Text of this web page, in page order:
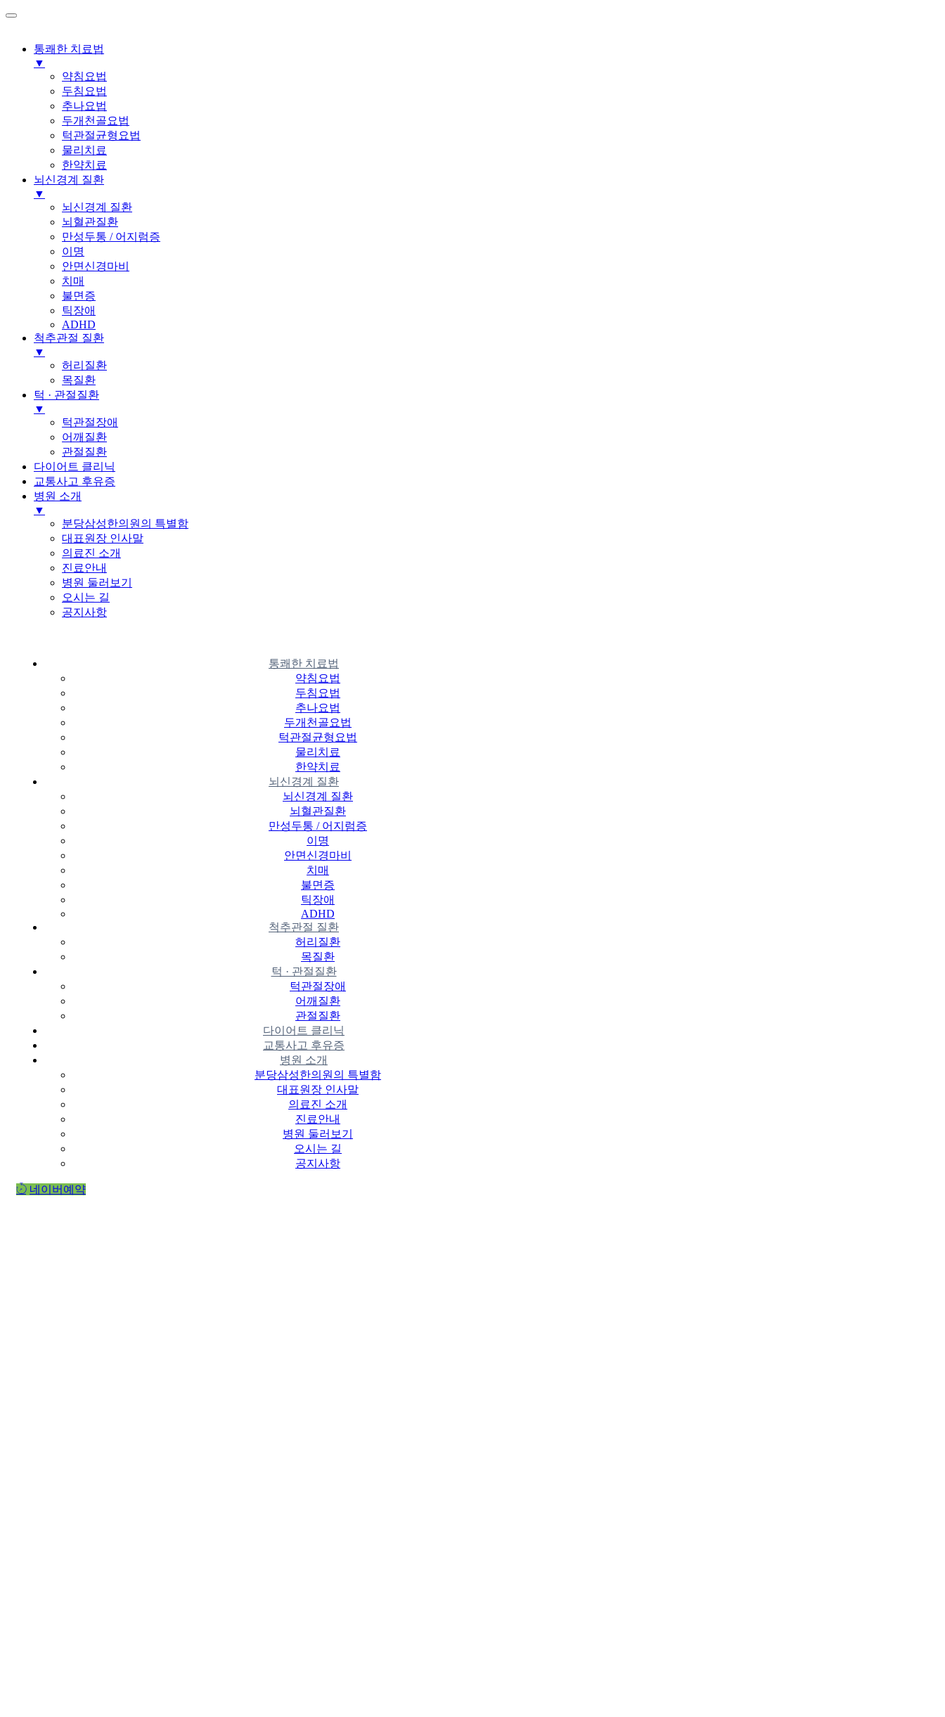
통쾌한 치료법
▼
약침요법
두침요법
추나요법
두개천골요법
턱관절균형요법
물리치료
한약치료
뇌신경계 질환
▼
뇌신경계 질환
뇌혈관질환
만성두통 / 어지럼증
이명
안면신경마비
치매
불면증
틱장애
ADHD
척추관절 질환
▼
허리질환
목질환
턱 · 관절질환
▼
턱관절장애
어깨질환
관절질환
다이어트 클리닉
교통사고 후유증
병원 소개
▼
분당삼성한의원의 특별함
대표원장 인사말
의료진 소개
진료안내
병원 둘러보기
오시는 길
공지사항
통쾌한 치료법
약침요법
두침요법
추나요법
두개천골요법
턱관절균형요법
물리치료
한약치료
뇌신경계 질환
뇌신경계 질환
뇌혈관질환
만성두통 / 어지럼증
이명
안면신경마비
치매
불면증
틱장애
ADHD
척추관절 질환
허리질환
목질환
턱 · 관절질환
턱관절장애
어깨질환
관절질환
다이어트 클리닉
교통사고 후유증
병원 소개
분당삼성한의원의 특별함
대표원장 인사말
의료진 소개
진료안내
병원 둘러보기
오시는 길
공지사항
네이버예약